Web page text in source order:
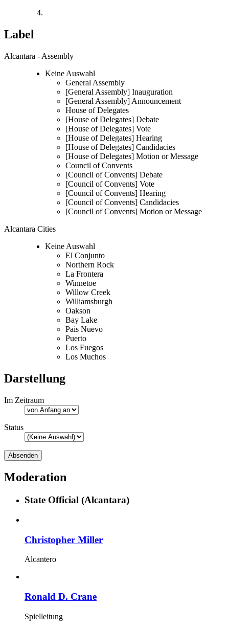
Label
Alcantara - Assembly
Keine Auswahl
General Assembly
[General Assembly] Inauguration
[General Assembly] Announcement
House of Delegates
[House of Delegates] Debate
[House of Delegates] Vote
[House of Delegates] Hearing
[House of Delegates] Candidacies
[House of Delegates] Motion or Message
Council of Convents
[Council of Convents] Debate
[Council of Convents] Vote
[Council of Convents] Hearing
[Council of Convents] Candidacies
[Council of Convents] Motion or Message
Alcantara Cities
Keine Auswahl
El Conjunto
Northern Rock
La Frontera
Winnetoe
Willow Creek
Williamsburgh
Oakson
Bay Lake
Pais Nuevo
Puerto
Los Fuegos
Los Muchos
Darstellung
Im Zeitraum
Status
Moderation
State Official (Alcantara)
Christopher Miller
Alcantero
Ronald D. Crane
Spielleitung